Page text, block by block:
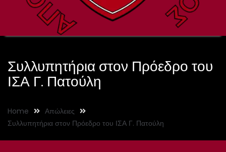
Συλλυπητήρια στον Πρόεδρο του
ΙΣΑ Γ. Πατούλη
Home
Απώλειες
Συλλυπητήρια στον Πρόεδρο του ΙΣΑ Γ. Πατούλη